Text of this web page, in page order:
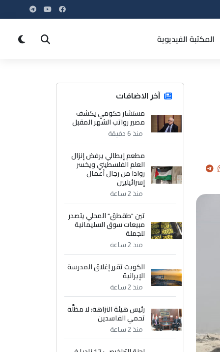
المكتبة الفيديوية
آخر الاضافات
مستشار حكومي يكشف
مصير رواتب الشهر المقبل
منذ 6 دقيقة
مطعم إيطالي يرفض إنزال
العلم الفلسطيني ويخسر
روادا من رجال أعمال
إسرائيليين
منذ 2 ساعة
تين "طقطق" المحلي يتصدر
مبيعات سوق السليمانية
للجملة
منذ 2 ساعة
الكويت تقرر إغلاق المدرسة
الإيرانية
منذ 2 ساعة
رئيس هيئة النزاهة: لا مظلَّة
تحمي الفاسدين
منذ 2 ساعة